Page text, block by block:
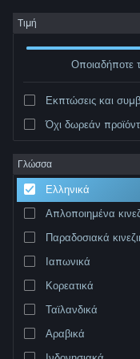
Σύνδεση
Κατάστημα
Σχετικά
Υποστήριξη
Αλλαγή γλώσσας
Προβολή ιστοσελίδας για
Τιμή
Οποιαδήποτε
Εκπτώσεις και
Όχι δωρεάν
Γλώσσα
Ελληνικά
Απλοποιημένα
Παραδοσιακά
Ιαπωνικά
Κορεατικά
Ταϊλανδικά
Αραβικά
Δημιουργός: Blueprint
Ταξινόμηση ανά
0 αποτελέσματα
αποκλείστηκε βάσει των